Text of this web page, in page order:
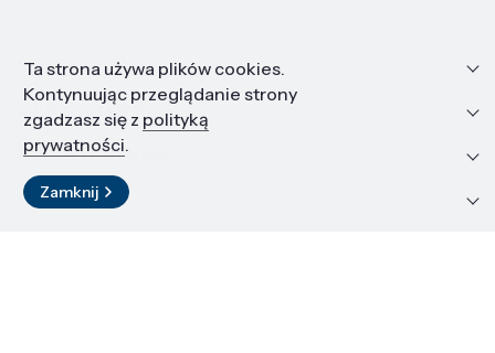
Informacje
Edukacja i kariera
Zasoby i materiały
Kontakt
Ta strona używa plików cookies.
Kontynuując przeglądanie strony
zgadzasz się z polityką
prywatności.
Zamknij